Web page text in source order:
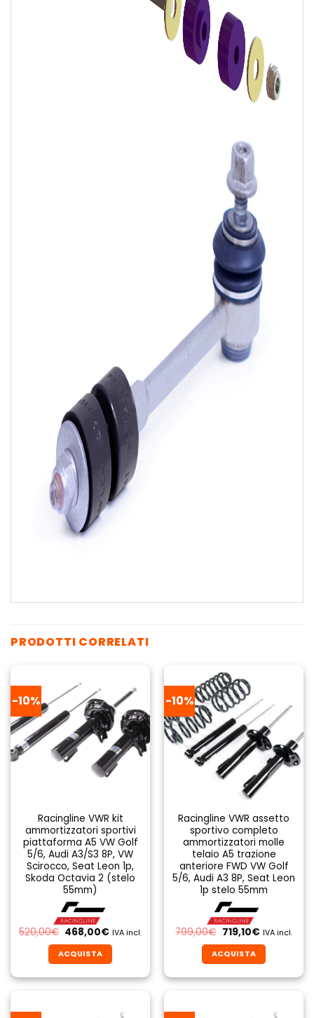
PRODOTTI CORRELATI
-10%
Racingline VWR kit
ammortizzatori sportivi
piattaforma A5 VW Golf
5/6, Audi A3/S3 8P, VW
Scirocco, Seat Leon 1p,
Skoda Octavia 2 (stelo
55mm)
520,00€ Il
prezzo
originale
era:
520,00€.
468,00€Il
attuale
è:
468,00€.
IVA incl.
ACQUISTA
-10%
Racingline VWR assetto
sportivo completo
ammortizzatori molle
telaio A5 trazione
anteriore FWD VW Golf
5/6, Audi A3 8P, Seat Leon
1p stelo 55mm
799,00€ Il
prezzo
originale
era:
799,00€.
719,10€Il
attuale
è:
719,10€.
IVA incl.
ACQUISTA